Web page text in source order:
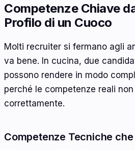
Competenze Chiave
Profilo di un Cuoco
Molti recruiter si fermano agli
va bene. In cucina, due
possono rendere in modo
perché le competenze reali
correttamente.
Competenze Tecniche